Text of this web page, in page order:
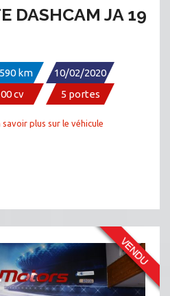
DASHCAM JA 19
km
10/02/2020
cv 5 portes
savoir plus sur le véhicule